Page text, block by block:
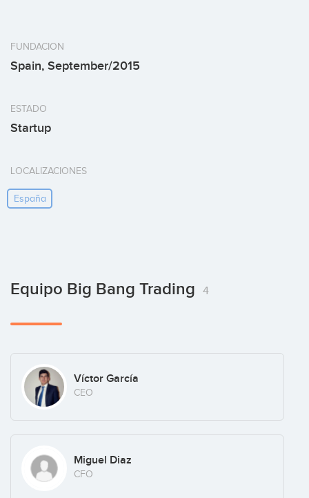
FUNDACION
Spain, September/2015
ESTADO
Startup
LOCALIZACIONES
España
Equipo Big Bang Trading 4
Víctor García
CEO
Miguel Diaz
CFO